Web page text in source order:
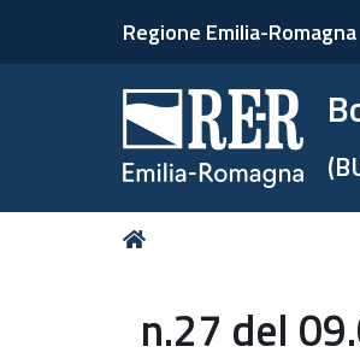
Regione Emilia-Romagna
Tu
n.27 del